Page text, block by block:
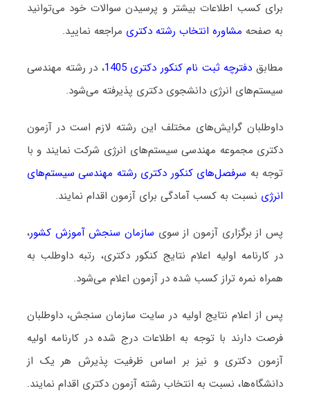
برای کسب اطلاعات بیشتر و پرسیدن سوالات خود می‌توانید
به صفحه مشاوره انتخاب رشته دکتری مراجعه نمایید.
مطابق دفترچه ثبت نام کنکور دکتری 1405
، در رشته مهندسی
سیستم‌های انرژی دانشجوی دکتری پذیرفته می‌شود.
داوطلبان گرایش‌های مختلف این رشته لازم است در آزمون
دکتری مجموعه مهندسی سیستم‌های انرژی شرکت نمایند و با
توجه به سرفصل‌های کنکور دکتری رشته مهندسی سیستم‌های
انرژی نسبت به کسب آمادگی برای آزمون اقدام نمایند.
پس از برگزاری آزمون از سوی سازمان سنجش آموزش کشور،
در کارنامه اولیه اعلام نتایج کنکور دکتری، رتبه داوطلب به
همراه نمره تراز کسب شده در آزمون اعلام می‌شود.
پس از اعلام نتایج اولیه در سایت سازمان سنجش، داوطلبان
فرصت دارند با توجه به اطلاعات درج شده در کارنامه اولیه
آزمون دکتری و نیز بر اساس ظرفیت پذیرش هر یک از
دانشگاه‌ها، نسبت به انتخاب رشته آزمون دکتری اقدام نمایند.